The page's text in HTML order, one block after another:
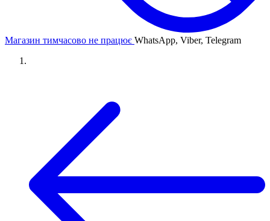
Магазин тимчасово не працює WhatsApp, Viber, Telegram